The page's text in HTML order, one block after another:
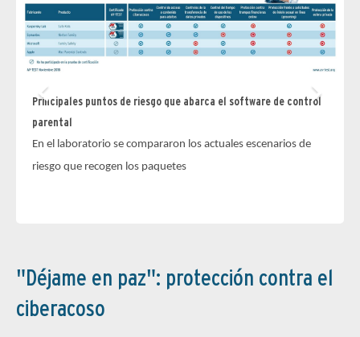
Principales puntos de riesgo que abarca el software de control
parental
En el laboratorio se compararon los actuales escenarios de
riesgo que recogen los paquetes
"Déjame en paz": protección contra el
ciberacoso